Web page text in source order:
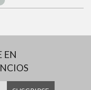
EN